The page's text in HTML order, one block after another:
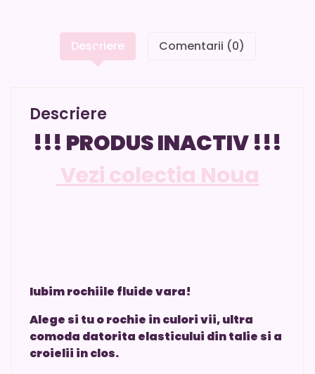
Descriere Comentarii (0)
Descriere
!!! PRODUS INACTIV !!!
Vezi colectia Noua
Iubim rochiile fluide vara!
Alege si tu o rochie in culori vii, ultra
comoda datorita elasticului din talie si a
croielii in clos.